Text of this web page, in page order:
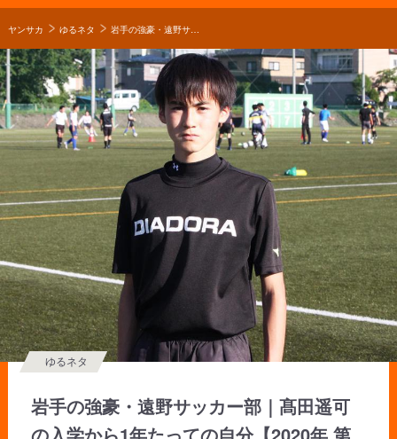
ヤンサカ ゆるネタ 岩手の強豪・遠野サッカー部｜髙田遥可の入学から1年たっての自分【2020年 第99回全国高校サッカー選手権 出場校】
岩手の強豪・遠野サッカー部｜髙田遥可
ゆるネタ